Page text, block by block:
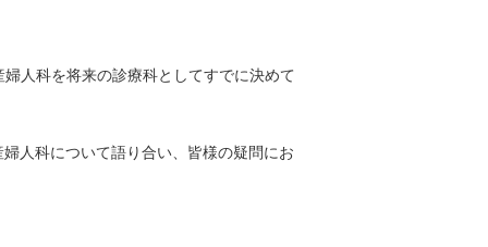
人科を将来の診療科としてすでに決めて
人科について語り合い、皆様の疑問にお